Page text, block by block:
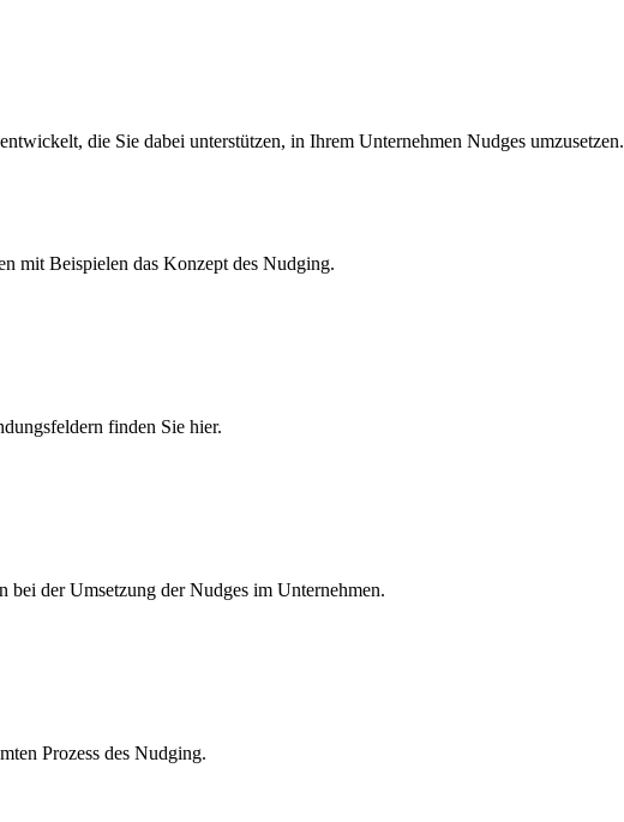
die Sie dabei unterstützen, in Ihrem Unternehmen Nudges umzusetzen.
mit Beispielen das Konzept des Nudging.
finden Sie hier.
der Umsetzung der Nudges im Unternehmen.
Prozess des Nudging.